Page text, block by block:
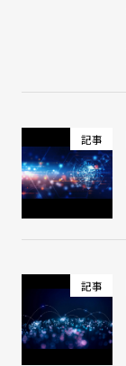
記事
記事